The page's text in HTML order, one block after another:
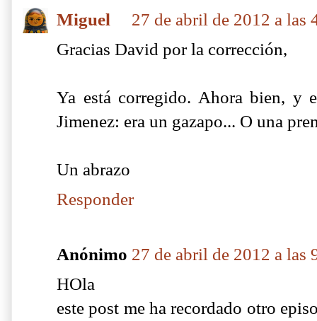
Miguel
27 de abril de 2012 a las
Gracias David por la corrección,
Ya está corregido. Ahora bien, y
Jimenez: era un gazapo... O una
Un abrazo
Responder
Anónimo 27 de abril de 2012 a las
HOla
este post me ha recordado otro